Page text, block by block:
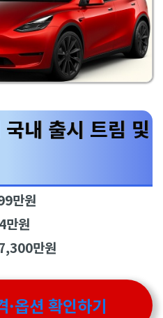
내 출시 트림 및
만원
만원
만원
·옵션 확인하기